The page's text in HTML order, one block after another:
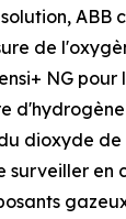
ABB
de
NG
dioxyde de
surveiller en